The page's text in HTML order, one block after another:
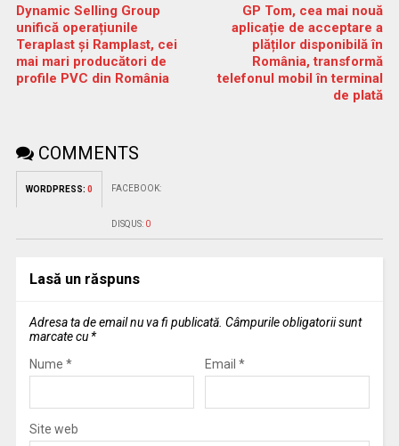
Dynamic Selling Group
unifică operațiunile
Teraplast și Ramplast, cei
mai mari producători de
profile PVC din România
GP Tom, cea mai nouă
aplicație de acceptare a
plăților disponibilă în
România, transformă
telefonul mobil în terminal
de plată
COMMENTS
WORDPRESS: 0 FACEBOOK:
DISQUS: 0
Lasă un răspuns
Adresa ta de email nu va fi publicată. Câmpurile obligatorii sunt
marcate cu *
Nume * Email *
Site web